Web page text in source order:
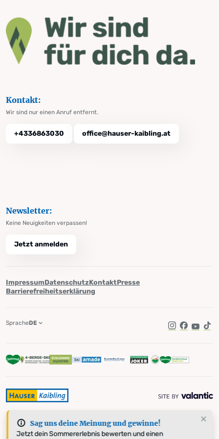
Sag uns deine Meinung und gewinne!
Jetzt dein Sommererlebnis bewerten und einen
Kontakt:
Wir sind nur einen Anruf entfernt.
+4336863030 office@hauser-kaibling.at
Newsletter:
Keine Neuigkeiten verpassen!
Jetzt anmelden
ImpressumDatenschutzKontaktPresse
Barrierefreiheitserklärung
Instagram
Facebook
SpracheDE